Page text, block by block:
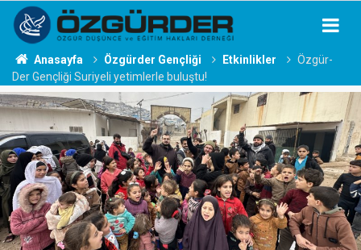
Anasayfa Özgürder Gençliği Etkinlikler
Özgür-
Der Gençliği Suriyeli yetimlerle buluştu!